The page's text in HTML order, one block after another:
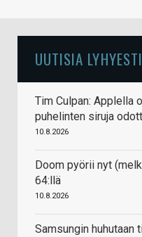
UUTISIA LYHYESTI
Tim Culpan: Applella
puhelinten siruja
10.8.2026
Doom pyörii nyt
64:llä
10.8.2026
Samsungin huhutaan